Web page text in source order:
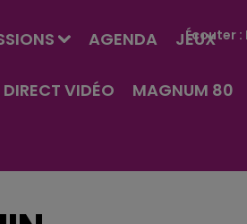
AGENDA JEUX
DIRECT VIDÉO MAGNUM 80
Écouter :